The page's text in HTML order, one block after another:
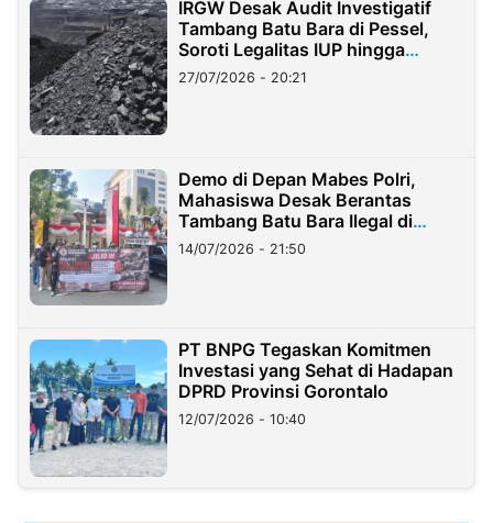
IRGW Desak Audit Investigatif
Tambang Batu Bara di Pessel,
Soroti Legalitas IUP hingga
Stockpile
27/07/2026 - 20:21
Demo di Depan Mabes Polri,
Mahasiswa Desak Berantas
Tambang Batu Bara Ilegal di
Lampung
14/07/2026 - 21:50
PT BNPG Tegaskan Komitmen
Investasi yang Sehat di Hadapan
DPRD Provinsi Gorontalo
12/07/2026 - 10:40